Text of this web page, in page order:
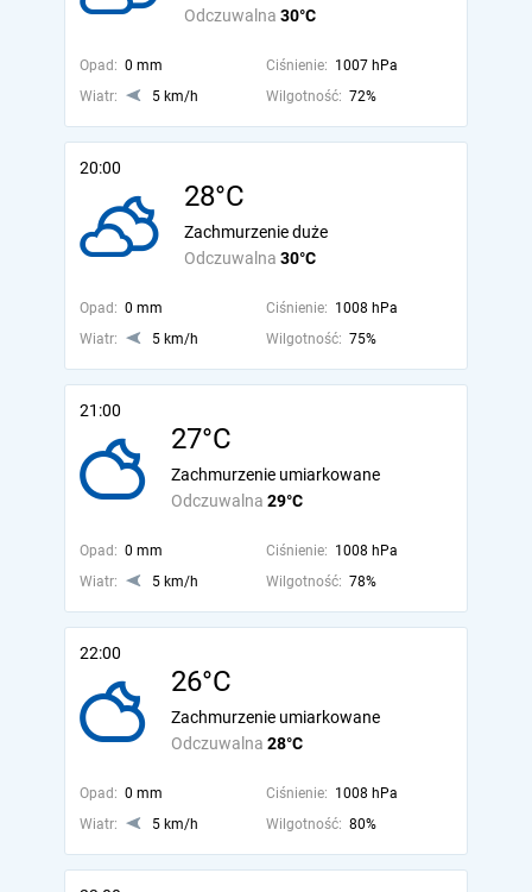
Odczuwalna 30°C
Opad: 0 mm Ciśnienie: 1007 hPa
Wiatr:
5 km/h Wilgotność: 72%
20:00
28°C
Odczuwalna 30°C
Zachmurzenie duże
Opad: 0 mm Ciśnienie: 1008 hPa
Wiatr:
5 km/h Wilgotność: 75%
21:00
27°C
Odczuwalna 29°C
Zachmurzenie umiarkowane
Opad: 0 mm Ciśnienie: 1008 hPa
Wiatr:
5 km/h Wilgotność: 78%
22:00
26°C
Odczuwalna 28°C
Zachmurzenie umiarkowane
Opad: 0 mm Ciśnienie: 1008 hPa
Wiatr:
5 km/h Wilgotność: 80%